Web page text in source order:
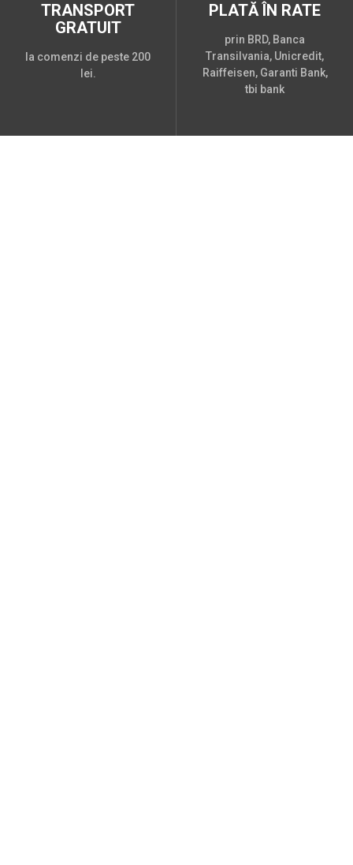
TRANSPORT
GRATUIT
la comenzi de peste 200
lei.
PLATĂ ÎN RATE
prin BRD, Banca
Transilvania, Unicredit,
Raiffeisen, Garanti Bank,
tbi bank